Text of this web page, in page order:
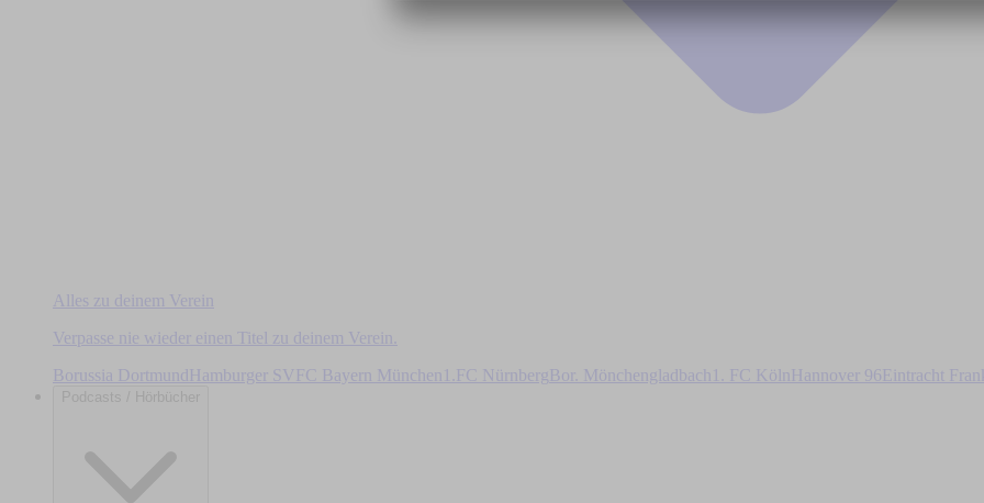
Alles zu deinem Verein
Verpasse nie wieder einen Titel zu deinem Verein.
Borussia DortmundHamburger SV FC Bayern München 1.FC Nürnberg Bor. Mönchengladbach 1. FC Köln Hannover 96Eintracht
Podcasts / Hörbücher